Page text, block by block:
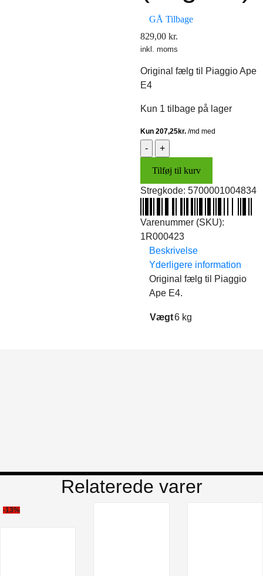
GÅ Tilbage
829,00 kr.
inkl. moms
Original fælg til Piaggio Ape
E4
Kun 1 tilbage på lager
Fælg
E4
(original)
antal
Tilføj til kurv
Stregkode: 5700001004834
Varenummer (SKU):
1R000423
Beskrivelse
Yderligere information
Original fælg til Piaggio
Ape E4.
Vægt6 kg
Relaterede varer
-13%